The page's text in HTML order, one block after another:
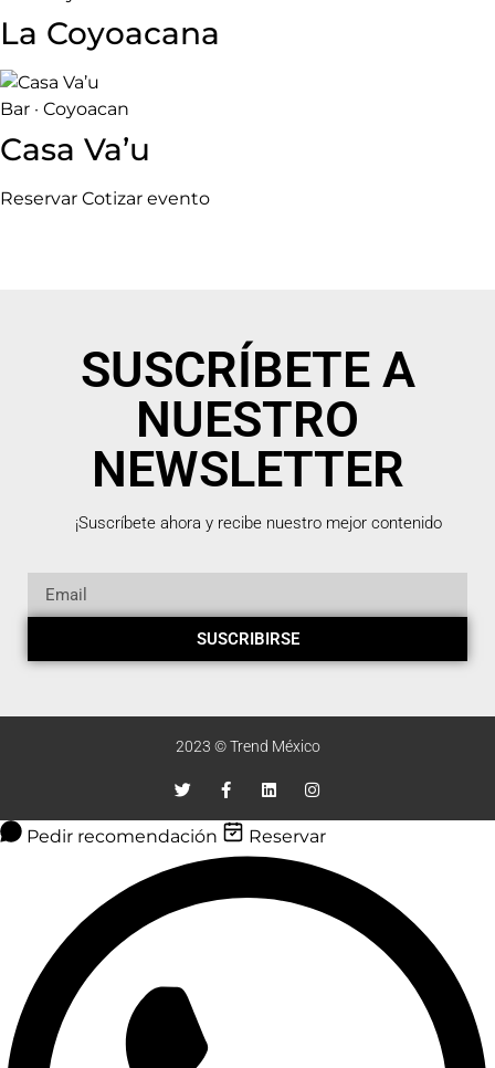
La Coyoacana
Bar · Coyoacan
Casa Va’u
Reservar Cotizar evento
SUSCRÍBETE A
NUESTRO
NEWSLETTER
¡Suscríbete ahora y recibe nuestro mejor contenido
SUSCRIBIRSE
2023 © Trend México
Pedir recomendación Reservar